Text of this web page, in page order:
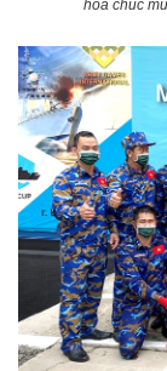
hoa chúc